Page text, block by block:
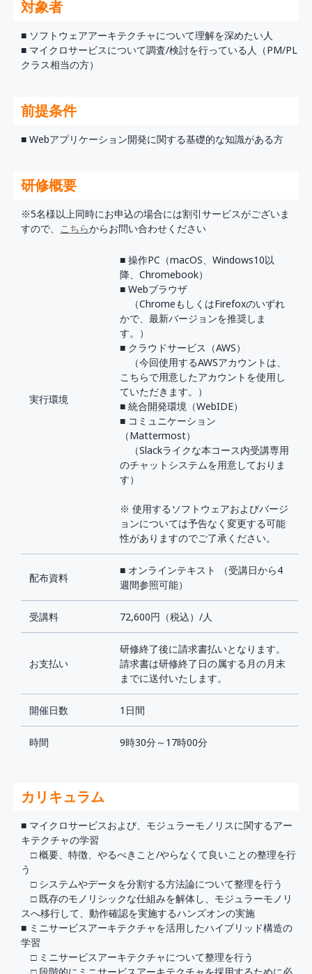
対象者
■ ソフトウェアアーキテクチャについて理解を深めたい人
■ マイクロサービスについて調査/検討を行っている人（PM/PL
クラス相当の方）
前提条件
■ Webアプリケーション開発に関する基礎的な知識がある方
研修概要
※5名様以上同時にお申込の場合には割引サービスがございま
すので、 こちらからお問い合わせください
実行環境
■ 操作PC（macOS、Windows10以
降、Chromebook）
■ Webブラウザ
（ChromeもしくはFirefoxのいずれ
かで、最新バージョンを推奨しま
す。）
■ クラウドサービス（AWS）
（今回使用するAWSアカウントは、
こちらで用意したアカウントを使用し
ていただきます。）
■ 統合開発環境（WebIDE）
■ コミュニケーション
（Mattermost）
（Slackライクな本コース内受講専用
のチャットシステムを用意しておりま
す）
※ 使用するソフトウェアおよびバージ
ョンについては予告なく変更する可能
性がありますのでご了承ください。
配布資料
■ オンラインテキスト （受講日から4
週間参照可能）
受講料 72,600円（税込）/人
お支払い
研修終了後に請求書払いとなります。
請求書は研修終了日の属する月の月末
までに送付いたします。
開催日数 1日間
時間 9時30分～17時00分
カリキュラム
■ マイクロサービスおよび、モジュラーモノリスに関するアー
キテクチャの学習
□ 概要、特徴、やるべきこと/やらなくて良いことの整理を行
う
□ システムやデータを分割する方法論について整理を行う
□ 既存のモノリシックな仕組みを解体し、モジュラーモノリ
スへ移行して、動作確認を実施するハンズオンの実施
■ ミニサービスアーキテクチャを活用したハイブリッド構造の
学習
□ ミニサービスアーキテクチャについて整理を行う